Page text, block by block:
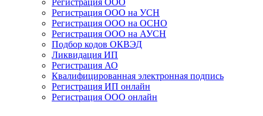
Регистрация ООО
Регистрация ООО на УСН
Регистрация ООО на ОСНО
Регистрация ООО на АУСН
Подбор кодов ОКВЭД
Ликвидация ИП
Регистрация АО
Квалифицированная электронная подпись
Регистрация ИП онлайн
Регистрация ООО онлайн